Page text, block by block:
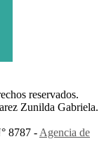
reservados.
Zunilda Gabriela.
8787 -Agencia de